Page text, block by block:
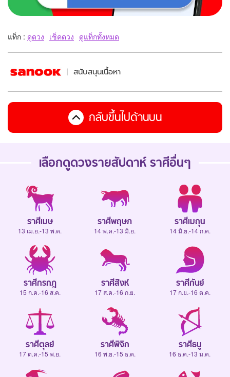
แท็ก : ดูดวง เช็คดวง ดูแท็กทั้งหมด
สนับสนุนเนื้อหา
กลับขึ้นไปด้านบน
เลือกดูดวงรายสัปดาห์ ราศีอื่นๆ
ราศีเมษ
13 เม.ย.-13 พ.ค.
ราศีพฤษภ
14 พ.ค.-13 มิ.ย.
ราศีเมถุน
14 มิ.ย.-14 ก.ค.
ราศีกรกฎ
15 ก.ค.-16 ส.ค.
ราศีสิงห์
17 ส.ค.-16 ก.ย.
ราศีกันย์
17 ก.ย.-16 ต.ค.
ราศีตุลย์
17 ต.ค.-15 พ.ย.
ราศีพิจิก
16 พ.ย.-15 ธ.ค.
ราศีธนู
16 ธ.ค.-13 ม.ค.